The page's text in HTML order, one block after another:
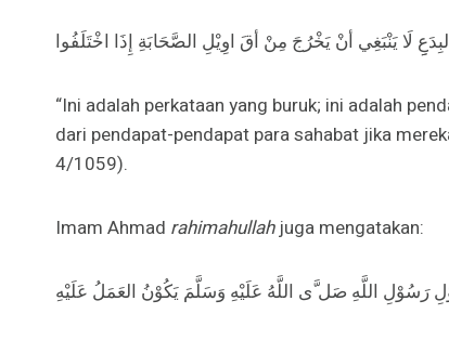
لَا يَنْبَغِي أنْ يَخْرُجَ مِنْ أقَ اوِيْلِ الصَّحَابَةِ إِذَا اخْتَلَفُوا
“Ini adalah perkataan yang buruk; ini adalah
dari pendapat-pendapat para sahabat jika
4/1059).
Imam Ahmad rahimahullahjuga mengatakan:
رَسُوْلِ اللَّهِ صَل َّى اللَّهُ عَلَيْهِ وَسَلَّمَ يَكُوْنُ العَمَلُ عَلَيْهِ